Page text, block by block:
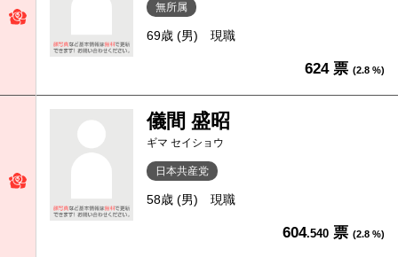
無所属
69歳 (男) 現職
624 票 (2.8 %)
儀間 盛昭
ギマ セイショウ
日本共産党
58歳 (男) 現職
604.540 票 (2.8 %)